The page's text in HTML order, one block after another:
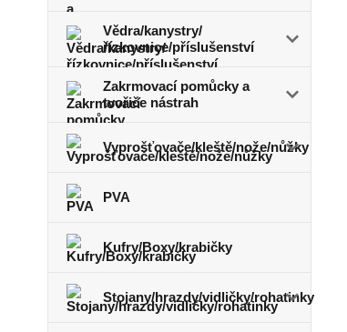
Vědra/kanystry/
řízkovnice/příslušenství
Zakrmovací pomůcky a
tvořiče nástrah
Vyprošťovače/kleště/nože/nůžky
PVA
Kufry/Boxy/krabičky
Stojany/hrazdy/vidličky/rohatinky